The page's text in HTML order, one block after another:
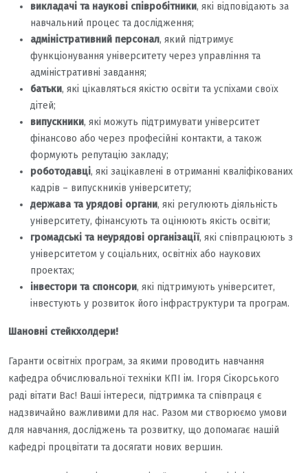
викладачі та наукові співробітники, які відповідають за
навчальний процес та дослідження;
адміністративний персонал, який підтримує
функціонування університету через управління та
адміністративні завдання;
батьки, які цікавляться якістю освіти та успіхами своїх
дітей;
випускники, які можуть підтримувати університет
фінансово або через професійні контакти, а також
формують репутацію закладу;
роботодавці, які зацікавлені в отриманні кваліфікованих
кадрів – випускників університету;
держава та урядові органи, які регулюють діяльність
університету, фінансують та оцінюють якість освіти;
громадські та неурядові організації, які співпрацюють з
університетом у соціальних, освітніх або наукових
проектах;
інвестори та спонсори, які підтримують університет,
інвестують у розвиток його інфраструктури та програм.
Шановні стейкхолдери!
Гаранти освітніх програм, за якими проводить навчання
кафедра обчислювальної техніки КПІ ім. Ігоря Сікорського
раді вітати Вас! Ваші інтереси, підтримка та співпраця є
надзвичайно важливими для нас. Разом ми створюємо умови
для навчання, досліджень та розвитку, що допомагає нашій
кафедрі процвітати та досягати нових вершин.